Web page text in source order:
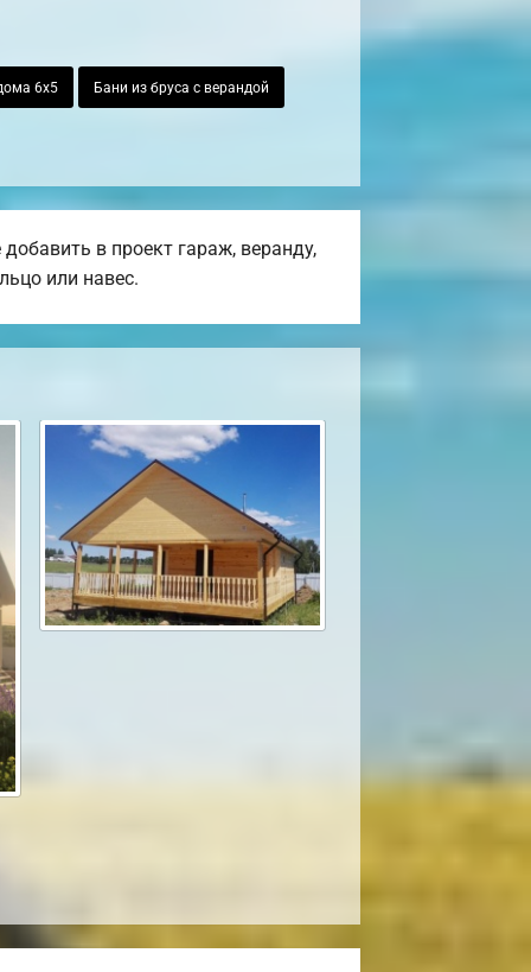
6х5 Бани из бруса с верандой
в проект гараж, веранду,
или навес.